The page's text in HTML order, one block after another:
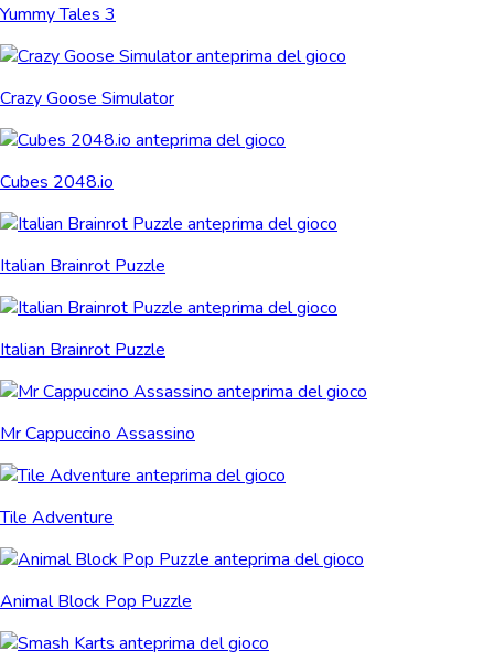
Yummy Tales 3
Crazy Goose Simulator
Cubes 2048.io
Italian Brainrot Puzzle
Italian Brainrot Puzzle
Mr Cappuccino Assassino
Tile Adventure
Animal Block Pop Puzzle